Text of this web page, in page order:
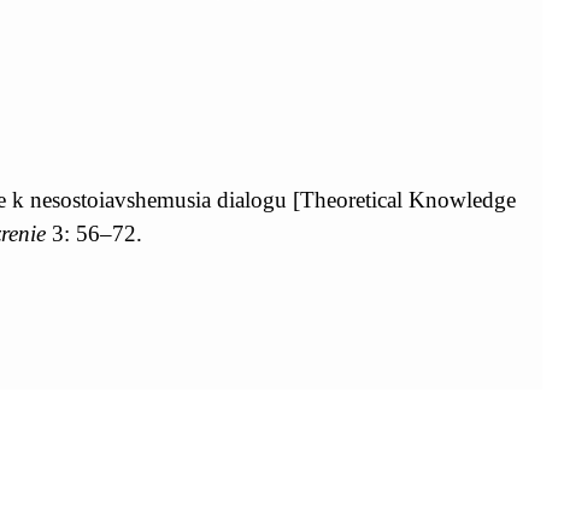
nesostoiavshemusia dialogu [Theoretical Knowledge
3: 56–72.